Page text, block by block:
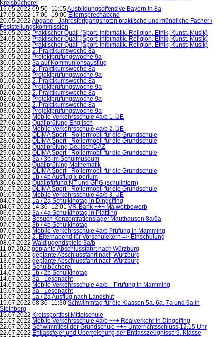
Kreisbücherei
16.05.2022 09:50–11:15Ausbildungsoffensive Bayern in 8a
17.05.2022 17:00–19:00 Elternsprechabend
20.05.2022 Abgabe - Jahresfortgangsnoten praktische und mündliche Fächer /
Feststellungskommission
23.05.2022 Praktischer Quali (Sport, Informatik, Religion, Ethik, Kunst, Musik)
24.05.2022 Praktischer Quali (Sport, Informatik, Religion, Ethik, Kunst, Musik)
25.05.2022 Praktischer Quali (Sport, Informatik, Religion, Ethik, Kunst, Musik)
30.05.2022 2. Praktikumswoche 8a
30.05.2022 Projektprüfungswoche 9a
30.05.2022 3a auf Kommunionsausflug
31.05.2022 2. Praktikumswoche 8a
31.05.2022 Projektprüfungswoche 9a
01.06.2022 2. Praktikumswoche 8a
01.06.2022 Projektprüfungswoche 9a
02.06.2022 2. Praktikumswoche 8a
02.06.2022 Projektprüfungswoche 9a
03.06.2022 2. Praktikumswoche 8a
03.06.2022 Projektprüfungswoche 9a
21.06.2022 Mobile Verkehrsschule 4a/b 1. ÜE
27.06.2022 Qualiprüfung Englisch
27.06.2022 Mobile Verkehrsschule 4a/b 2. ÜE
27.06.2022 OLIMA Sport - Rollermobil für die Grundschule
28.06.2022 OLIMA Sport - Rollermobil für die Grundschule
28.06.2022 Qualiprüfung Deutsch/DAZ
29.06.2022 OLIMA Sport - Rollermobil für die Grundschule
29.06.2022 3a / 3b im Schulmuseum
29.06.2022 Qualiprüfung Mathematik
30.06.2022 OLIMA Sport - Rollermobil für die Grundschule
30.06.2022 1b / 4b Ausflug x-perium
30.06.2022 Qualipfüfung NT und GPG (schulintern)
01.07.2022 OLIMA Sport - Rollermobil für die Grundschule
01.07.2022 Mobile Verkehrsschule 4a/b 3. ÜE
04.07.2022 1a / 2a Schulkinotag in Dingolfing
04.07.2022 14:30–12:01 VR-Bank +++ Malwettbewerb
06.07.2022 3a / 4a Schulkinotag in Plattling
06.07.2022 Besuch Konzentrationslager Mauthausen 8a/9a
07.07.2022 3b / 4b Schulkinotag
07.07.2022 Mobile Verkehrsschule 4a/b Prüfung in Mamming
07.07.2022 2. Elternabend für Vorschuleltern => Einschulung
08.07.2022 Waldjugendspiele 3a/b
11.07.2022 geplante Abschlussfahrt nach Würzburg
12.07.2022 geplante Abschlussfahrt nach Würzburg
13.07.2022 geplante Abschlussfahrt nach Würzburg
13.07.2022 Schulbücherei
14.07.2022 1b / 2b Schulkinotag
14.07.2022 3a - Lesenacht
14.07.2022 Mobile Verkehrsschule 4a/b _ Prüfung in Mamming
15.07.2022 3a - Lesenacht
15.07.2022 1a / 2a Ausflug nach Landshut
15.07.2022 08:30–11:30 Schwimmtag für die Klassen 5a, 6a, 7a und 9a in
Steinberg
19.07.2022 Kreissportfest Mittelschule
21.07.2022 Mobile Verkehrsschule 4a/b +++ Realverkehr in Dingolfing
22.07.2022 Schwimmfest der Grundschule +++ Unterrichtsschluss 12.15 Uhr
22.07.2022 Entlassfeier und Überreichung der Entlasszeugnisse 9. Klasse